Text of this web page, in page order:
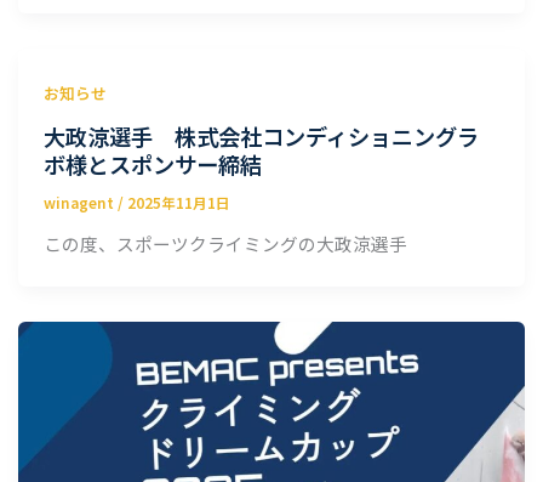
お知らせ
大政涼選手 株式会社コンディショニングラ
ボ様とスポンサー締結
winagent / 2025年11月1日
この度、スポーツクライミングの大政涼選手